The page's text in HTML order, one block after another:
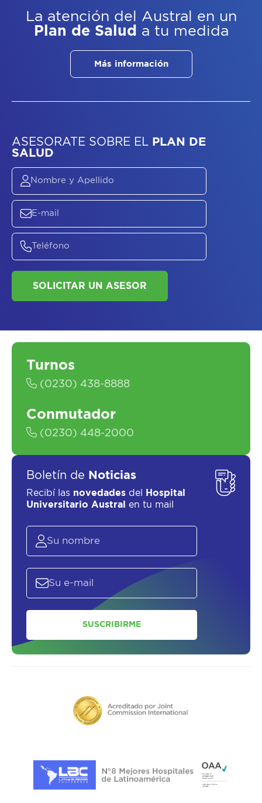
La atención del Austral
en un
Plan de Salud a tu medida
Más información
ASESORATE SOBRE
SALUD
Turnos
(0230) 438-8888
Conmutador
(0230) 448-2000
Boletín de Noticias
Recibí las novedades del
Hospital
Universitario Austral
en tu mail
SUSCRIBIRME